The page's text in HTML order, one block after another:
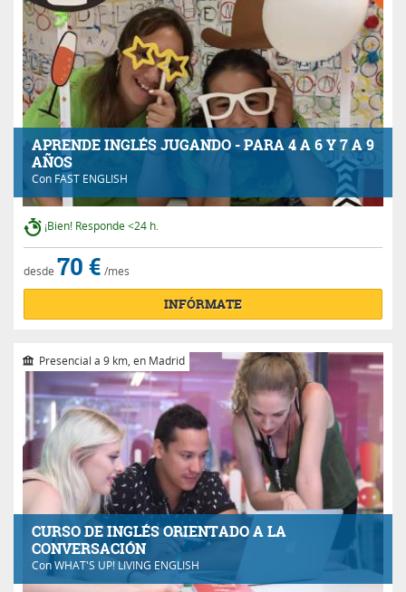
APRENDE INGLÉS JUGANDO - PARA 4 A 6 Y 7 A 9
AÑOS
Con FAST ENGLISH
¡Bien! Responde <24 h.
desde 70 € /mes
INFÓRMATE
CURSO DE INGLÉS ORIENTADO A LA
CONVERSACIÓN
ConWHAT'S UP! LIVING ENGLISH
Presencial a 9 km, en Madrid